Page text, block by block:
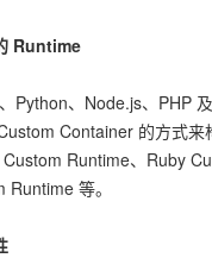
Runtime
Python、Node.js、PHP
Container 的方式来
Runtime、Ruby
等。